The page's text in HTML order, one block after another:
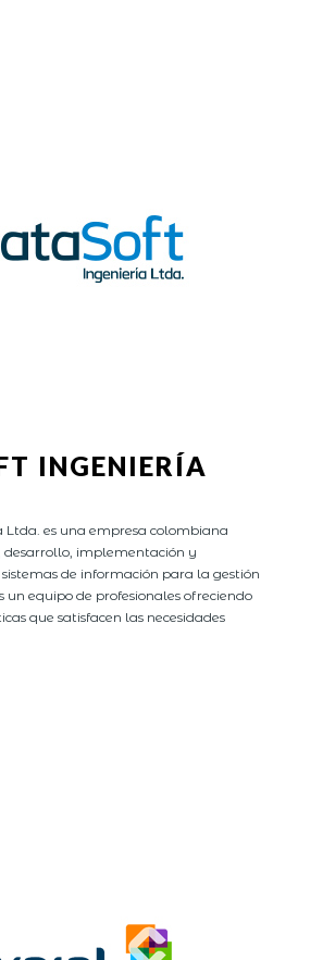
INGENIERÍA
es una empresa colombiana
desarrollo, implementación y
de información para la gestión
un equipo de profesionales ofreciendo
que satisfacen las necesidades